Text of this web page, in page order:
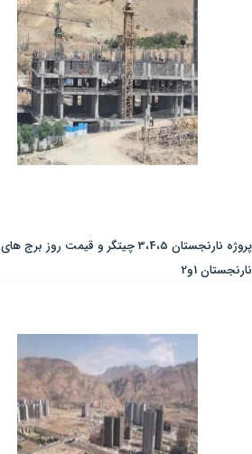
پروژه نارنجستان 3،4،5 چیتگر و قیمت روز برج های
نارنجستان 1و2